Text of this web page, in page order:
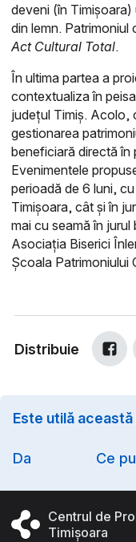
deveni (în Timișoara)
din lemn. Patrimoniul
Act Cultural Total.
În ultima partea a
contextualiza în
județul Timiș. Acolo,
gestionarea
beneficiară directă în
Evenimentele
perioadă de 6 luni,
Timișoara, cât și în
mai cu seamă în
Asociația Biserici
Școala Patrimoniului
Distribuie
Este utilă această
Da Ce
Centrul de
Timișoara